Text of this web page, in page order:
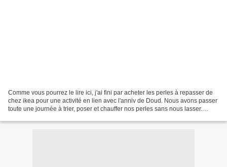
Comme vous pourrez le lire ici, j'ai fini par acheter les perles à repasser de
chez ikea pour une activité en lien avec l'anniv de Doud. Nous avons passer
toute une journée à trier, poser et chauffer nos perles sans nous lasser.